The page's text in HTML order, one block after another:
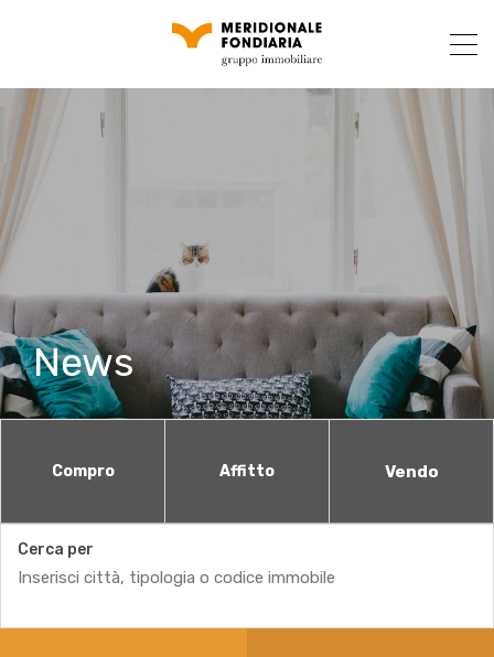
News
Compro Affitto Vendo
Cerca per